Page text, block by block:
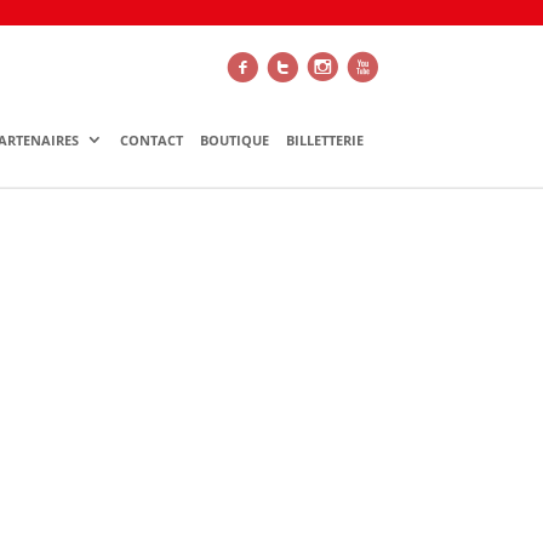
f t i x
CONTACT BOUTIQUE BILLETTERIE